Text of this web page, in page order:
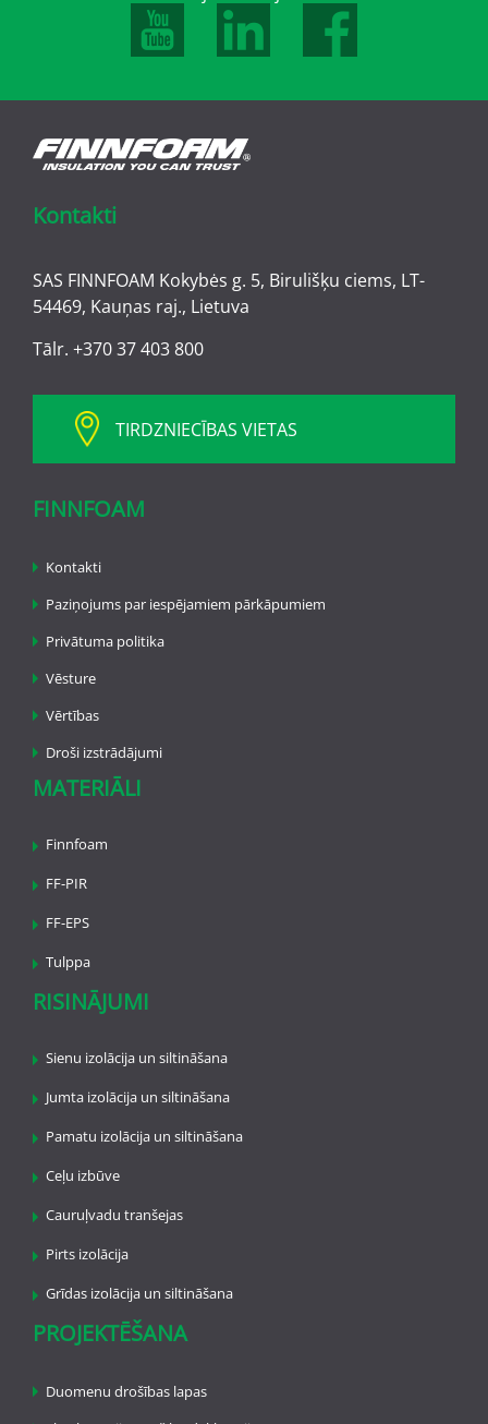
Kontakti
SAS FINNFOAM Kokybės g. 5, Birulišķu ciems, LT-
54469, Kauņas raj., Lietuva
Tālr. +370 37 403 800
TIRDZNIECĪBAS VIETAS
FINNFOAM
Kontakti
Paziņojums par iespējamiem pārkāpumiem
Privātuma politika
Vēsture
Vērtības
Droši izstrādājumi
MATERIĀLI
Finnfoam
FF-PIR
FF-EPS
Tulppa
RISINĀJUMI
Sienu izolācija un siltināšana
Jumta izolācija un siltināšana
Pamatu izolācija un siltināšana
Ceļu izbūve
Cauruļvadu tranšejas
Pirts izolācija
Grīdas izolācija un siltināšana
PROJEKTĒŠANA
Duomenu drošības lapas